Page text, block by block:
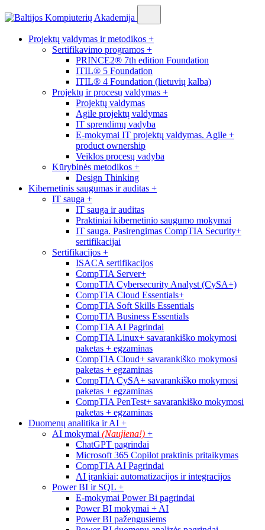
Projektų valdymas ir metodikos +
Sertifikavimo programos +
PRINCE2® 7th edition Foundation
ITIL® 5 Foundation
ITIL® 4 Foundation (lietuvių kalba)
Projektų ir procesų valdymas +
Projektų valdymas
Agile projektų valdymas
IT sprendimų vadyba
E-mokymai IT projektų valdymas. Agile +
product ownership
Veiklos procesų vadyba
Kūrybinės metodikos +
Design Thinking
Kibernetinis saugumas ir auditas +
IT sauga +
IT sauga ir auditas
Praktiniai kibernetinio saugumo mokymai
IT sauga. Pasirengimas CompTIA Security+
sertifikacijai
Sertifikacijos +
ISACA sertifikacijos
CompTIA Server+
CompTIA Cybersecurity Analyst (CySA+)
CompTIA Cloud Essentials+
CompTIA Soft Skills Essentials
CompTIA Business Essentials
CompTIA AI Pagrindai
CompTIA Linux+ savarankiško mokymosi
paketas + egzaminas
CompTIA Cloud+ savarankiško mokymosi
paketas + egzaminas
CompTIA CySA+ savarankiško mokymosi
paketas + egzaminas
CompTIA PenTest+ savarankiško mokymosi
paketas + egzaminas
Duomenų analitika ir AI +
AI mokymai (Naujiena!) +
ChatGPT pagrindai
Microsoft 365 Copilot praktinis pritaikymas
CompTIA AI Pagrindai
AI įrankiai: automatizacijos ir integracijos
Power BI ir SQL +
E-mokymai Power Bi pagrindai
Power BI mokymai + AI
Power BI pažengusiems